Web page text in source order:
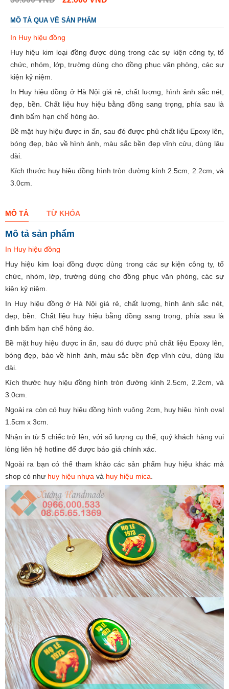
MÔ TẢ QUA VỀ SẢN PHẨM
In Huy hiệu đồng
Huy hiệu kim loại đồng được dùng trong các sự kiện công ty, tổ
chức, nhóm, lớp, trường dùng cho đồng phục văn phòng, các sự
kiện kỷ niệm.
In Huy hiệu đồng ở Hà Nội giá rẻ, chất lượng, hình ảnh sắc nét,
đẹp, bền. Chất liệu huy hiệu bằng đồng sang trọng, phía sau là
đinh bấm hạn chế hỏng áo.
Bề mặt huy hiệu được in ấn, sau đó được phủ chất liệu Epoxy lên,
bóng đẹp, bảo về hình ảnh, màu sắc bền đẹp vĩnh cửu, dùng lâu
dài.
Kích thước huy hiệu đồng hình tròn đường kính 2.5cm, 2.2cm, và
3.0cm.
MÔ TẢ TỪ KHÓA
Mô tả sản phẩm
In Huy hiệu đồng
Huy hiệu kim loại đồng được dùng trong các sự kiện công ty, tổ
chức, nhóm, lớp, trường dùng cho đồng phục văn phòng, các sự
kiện kỷ niệm.
In Huy hiệu đồng ở Hà Nội giá rẻ, chất lượng, hình ảnh sắc nét,
đẹp, bền. Chất liệu huy hiệu bằng đồng sang trọng, phía sau là
đinh bấm hạn chế hỏng áo.
Bề mặt huy hiệu được in ấn, sau đó được phủ chất liệu Epoxy lên,
bóng đẹp, bảo về hình ảnh, màu sắc bền đẹp vĩnh cửu, dùng lâu
dài.
Kích thước huy hiệu đồng hình tròn đường kính 2.5cm, 2.2cm, và
3.0cm.
Ngoài ra còn có huy hiệu đồng hình vuông 2cm, huy hiệu hình oval
1.5cm x 3cm.
Nhận in từ 5 chiếc trở lên, với số lượng cụ thể, quý khách hàng vui
lòng liên hệ hotline để được báo giá chính xác.
Ngoài ra bạn có thể tham khảo các sản phẩm huy hiệu khác mà
shop có như huy hiệu nhựa và huy hiệu mica